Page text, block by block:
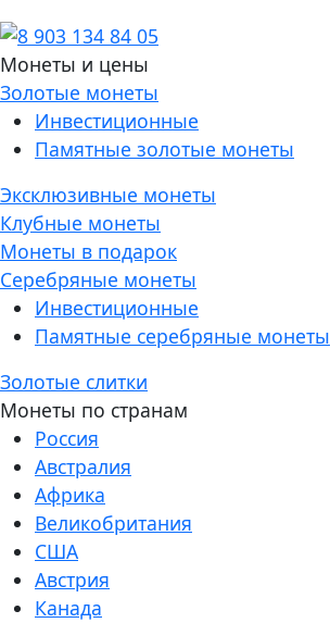
Монеты и цены
Золотые монеты
Инвестиционные
Памятные золотые монеты
Эксклюзивные монеты
Клубные монеты
Монеты в подарок
Серебряные монеты
Инвестиционные
Памятные серебряные монеты
Золотые слитки
Монеты по странам
Россия
Австралия
Африка
Великобритания
США
Австрия
Канада